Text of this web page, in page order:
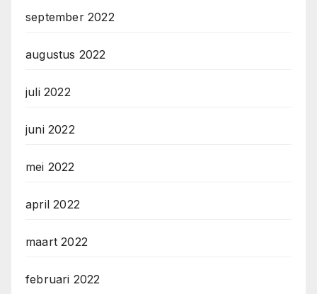
september 2022
augustus 2022
juli 2022
juni 2022
mei 2022
april 2022
maart 2022
februari 2022